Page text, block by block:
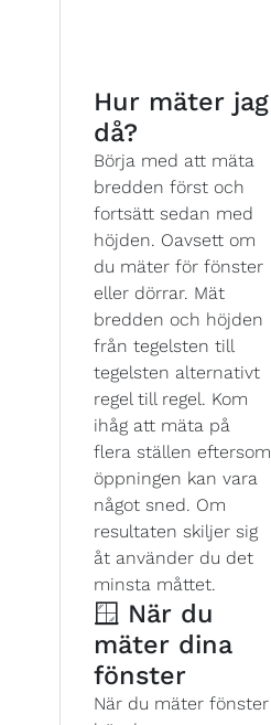
Hur mäter jag
då?
Börja med att mäta
bredden först och
fortsätt sedan med
höjden. Oavsett om
du mäter för fönster
eller dörrar. Mät
bredden och höjden
från tegelsten till
tegelsten alternativt
regel till regel. Kom
ihåg att mäta på
flera ställen eftersom
öppningen kan vara
något sned. Om
resultaten skiljer sig
åt använder du det
minsta måttet.
🪟 När du
mäter dina
fönster
När du mäter fönster